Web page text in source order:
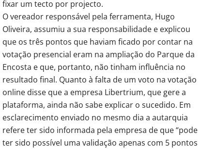
fixar um tecto por projecto.
O vereador responsável pela ferramenta, Hugo
Oliveira, assumiu a sua responsabilidade e explicou
que os três pontos que haviam ficado por contar na
votação presencial eram na ampliação do Parque da
Encosta e que, portanto, não tinham influência no
resultado final. Quanto à falta de um voto na votação
online disse que a empresa Libertrium, que gere a
plataforma, ainda não sabe explicar o sucedido. Em
esclarecimento enviado no mesmo dia a autarquia
refere ter sido informada pela empresa de que “pode
ter sido possível uma validação apenas com 5 pontos